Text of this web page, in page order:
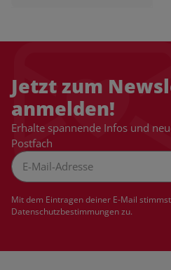
Jetzt zum
anmelden!
Erhalte spannende Infos und
Postfach
Mit dem Eintragen deiner E-Mail
Datenschutzbestimmungenzu.